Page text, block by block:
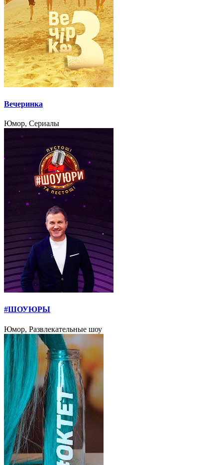
Вечеринка
Юмор, Сериалы
#ШОУЮРЫ
Юмор, Развлекательные шоу